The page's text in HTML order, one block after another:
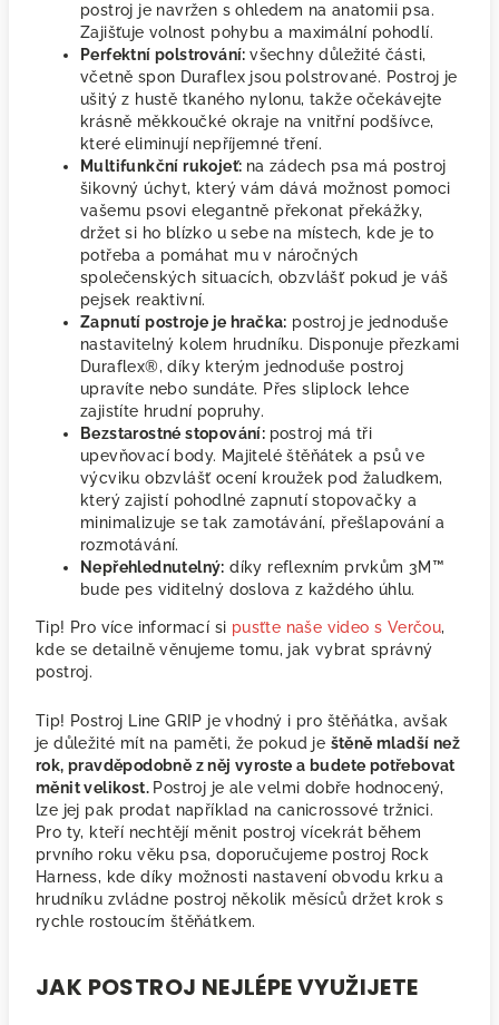
postroj je navržen s ohledem na anatomii psa.
Zajišťuje volnost pohybu a maximální pohodlí.
Perfektní polstrování:všechny důležité části,
včetně spon Duraflex jsou polstrované. Postroj je
ušitý z hustě tkaného nylonu, takže očekávejte
krásně měkkoučké okraje na vnitřní podšívce,
které eliminují nepříjemné tření.
Multifunkční rukojeť: na zádech psa má postroj
šikovný úchyt, který vám dává možnost pomoci
vašemu psovi elegantně překonat překážky,
držet si ho blízko u sebe na místech, kde je to
potřeba a pomáhat mu v náročných
společenských situacích, obzvlášť pokud je váš
pejsek reaktivní.
Zapnutí postroje je hračka: postroj je jednoduše
nastavitelný kolem hrudníku. Disponuje přezkami
Duraflex®, díky kterým jednoduše postroj
upravíte nebo sundáte. Přes sliplock lehce
zajistíte hrudní popruhy.
Bezstarostné stopování: postroj má tři
upevňovací body. Majitelé štěňátek a psů ve
výcviku obzvlášť ocení kroužek pod žaludkem,
který zajistí pohodlné zapnutí stopovačky a
minimalizuje se tak zamotávání, přešlapování a
rozmotávání.
Nepřehlednutelný: díky reflexním prvkům 3M™
bude pes viditelný doslova z každého úhlu.
Tip! Pro více informací si pusťte naše video s Verčou,
kde se detailně věnujeme tomu, jak vybrat správný
postroj.
Tip! Postroj Line GRIP je vhodný i pro štěňátka, avšak
je důležité mít na paměti, že pokud je štěně mladší než
rok, pravděpodobně z něj vyroste a budete potřebovat
měnit velikost. Postroj je ale velmi dobře hodnocený,
lze jej pak prodat například na canicrossové tržnici.
Pro ty, kteří nechtějí měnit postroj vícekrát během
prvního roku věku psa, doporučujeme postroj Rock
Harness, kde díky možnosti nastavení obvodu krku a
hrudníku zvládne postroj několik měsíců držet krok s
rychle rostoucím štěňátkem.
JAK POSTROJ NEJLÉPE VYUŽIJETE